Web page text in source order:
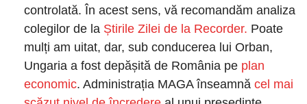
controlată. În acest sens, vă recomandăm analiza
colegilor de la Știrile Zilei de la Recorder. Poate
mulți am uitat, dar, sub conducerea lui Orban,
Ungaria a fost depășită de România pe plan
economic. Administrația MAGA înseamnă cel mai